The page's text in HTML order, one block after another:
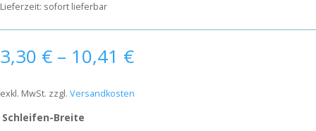
Lieferzeit: sofort lieferbar
3,30 € – 10,41 €
exkl. MwSt. zzgl. Versandkosten
Schleifen-Breite